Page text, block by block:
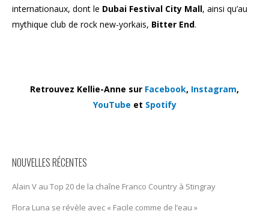
internationaux, dont le Dubai Festival City Mall, ainsi qu’au
mythique club de rock new-yorkais, Bitter End.
Retrouvez Kellie-Anne sur Facebook, Instagram,
YouTube et Spotify
NOUVELLES RÉCENTES
Alain V au Top 20 de la chaîne Franco Country à Stingray
Flora Luna se révèle avec « Facile comme de l’eau »